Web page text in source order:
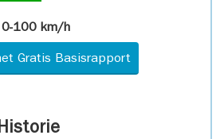
0-100 km/h
Gratis Basisrapport